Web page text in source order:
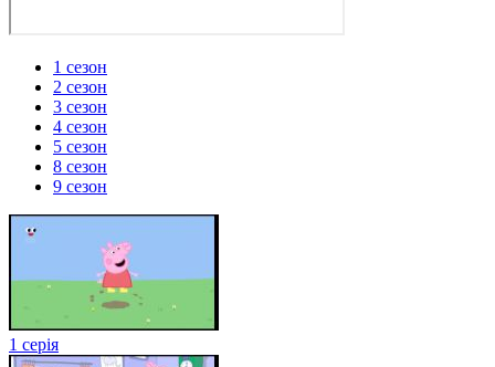
1 сезон
2 сезон
3 сезон
4 сезон
5 сезон
8 сезон
9 сезон
1 серія